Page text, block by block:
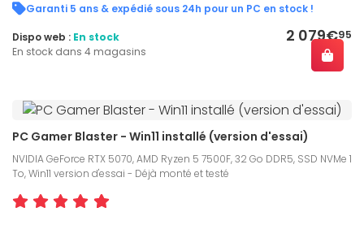
Garanti 5 ans & expédié sous 24h pour un PC en stock !
2 079€95
Dispo web : En stock
En stock dans 4 magasins
PC Gamer Blaster - Win11 installé (version d'essai)
NVIDIA GeForce RTX 5070, AMD Ryzen 5 7500F, 32 Go DDR5, SSD NVMe 1
To, Win11 version d'essai - Déjà monté et testé